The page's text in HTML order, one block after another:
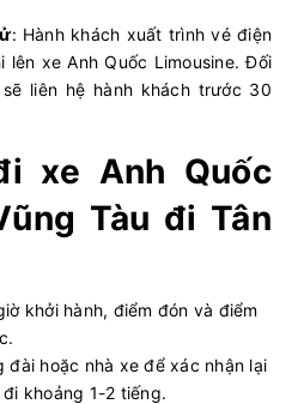
10/0811:55(2 giờ 55 phút)
Sân bay Tân Sơn Nhất
Còn trống: 5 Chọn mua
Sân bay Tân
Limousine 9 chỗ
: Hành khách xuất trình vé điện
xe Anh Quốc Limousine. Đối
liên hệ hành khách trước 30
xe Anh Quốc
Tàu đi Tân
khởi hành, điểm đón và điểm
đài hoặc nhà xe để xác nhận lại
khoảng 1-2 tiếng.